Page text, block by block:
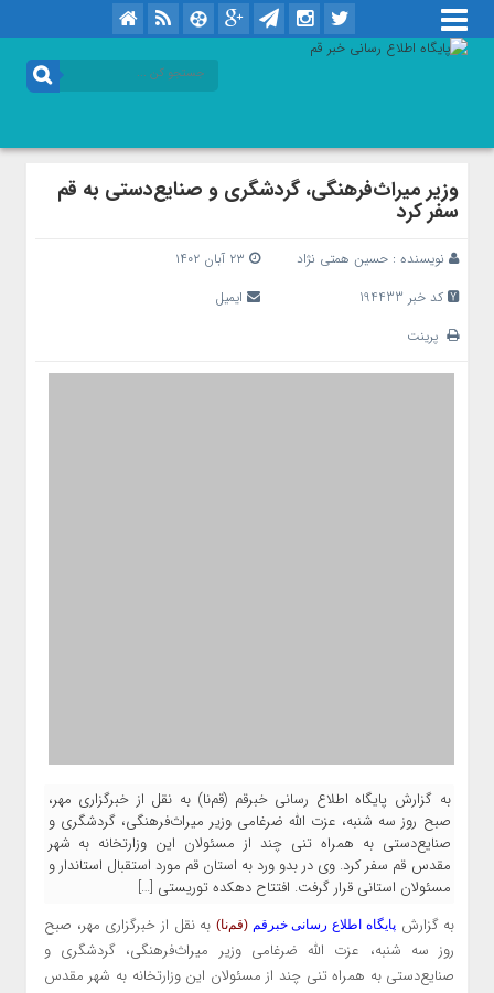
وزیر میراث‌فرهنگی، گردشگری و صنایع‌دستی به قم
سفر کرد
نویسنده : حسین همتی نژاد
کد خبر 194433
ایمیل
پرینت
به گزارش پایگاه اطلاع رسانی خبرقم (قم‌نا) به نقل از خبرگزاری مهر،
صبح روز سه شنبه، عزت الله ضرغامی وزیر میراث‌فرهنگی، گردشگری و
صنایع‌دستی به همراه تنی چند از مسئولان این وزارتخانه به شهر
مقدس قم سفر کرد. وی در بدو ورد به استان قم مورد استقبال استاندار و
مسئولان استانی قرار گرفت. افتتاح دهکده توریستی […]
به گزارشپایگاه اطلاع رسانی خبرقم (قم‌نا) به نقل از خبرگزاری مهر، صبح
روز سه شنبه، عزت الله ضرغامی وزیر میراث‌فرهنگی، گردشگری و
صنایع‌دستی به همراه تنی چند از مسئولان این وزارتخانه به شهر مقدس